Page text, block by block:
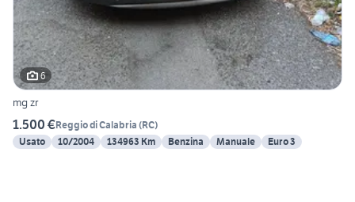
6
mg zr
1.500 €Reggio di Calabria (RC)
Usato
10/2004 134963 Km Benzina Manuale Euro 3